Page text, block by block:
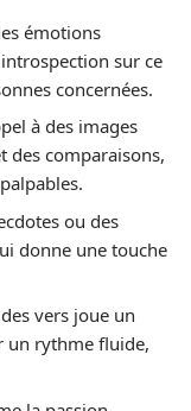
émotions
sur ce
concernées.
à des images
des comparaisons,
ou des
donne une touche
vers joue un
un rythme fluide,